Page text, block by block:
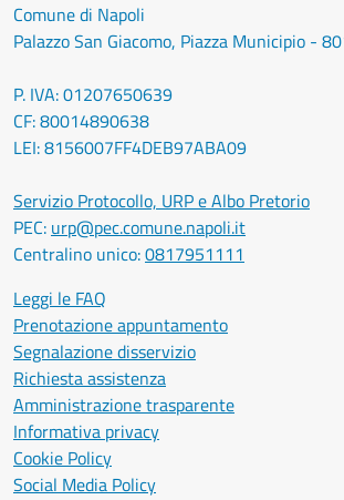
Comune di Napoli
Palazzo San Giacomo, Piazza Municipio -
P. IVA: 01207650639
CF: 80014890638
LEI: 8156007FF4DEB97ABA09
Servizio Protocollo, URP e Albo Pretorio
PEC: urp@pec.comune.napoli.it
Centralino unico:0817951111
Leggi le FAQ
Prenotazione appuntamento
Segnalazione disservizio
Richiesta assistenza
Amministrazione trasparente
Informativa privacy
Cookie Policy
Social Media Policy